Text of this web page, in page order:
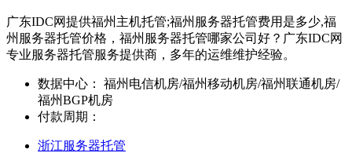
广东IDC网提供福州主机托管;福州服务器托管费用是多少,福
州服务器托管价格，福州服务器托管哪家公司好？广东IDC网
专业服务器托管服务提供商，多年的运维维护经验。
数据中心：
福州电信机房/福州移动机房/福州联通机房/
福州BGP机房
付款周期：
浙江服务器托管